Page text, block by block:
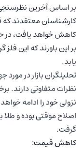
بر اساس آخرین
کارشناسان معتقدند که
کاهش خواهد یافت، در
بر این باورند که این فلز
یابد.
تحلیلگران بازار در
نظرات متفاوتی دارند.
نزولی خود را ادامه
اصلاح موقتی بوده و
گرفت.
کاهش قیمت: